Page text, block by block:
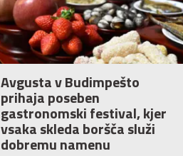
Avgusta v Budimpešto
prihaja poseben
gastronomski festival, kjer
vsaka skleda boršča služi
dobremu namenu